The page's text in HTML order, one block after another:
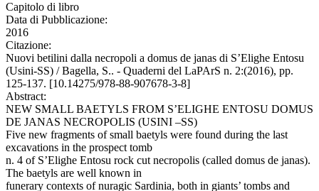
Capitolo di libro
Data di Pubblicazione:
2016
Citazione:
Nuovi betilini dalla necropoli a domus de janas di S’Elighe Entosu
(Usini-SS) / Bagella, S.. - Quaderni del LaPArS n. 2:(2016), pp.
125-137. [10.14275/978-88-907678-3-8]
Abstract:
NEW SMALL BAETYLS FROM S’ELIGHE ENTOSU DOMUS
DE JANAS NECROPOLIS (USINI –SS)
Five new fragments of small baetyls were found during the last
excavations in the prospect tomb
n. 4 of S’Elighe Entosu rock cut necropolis (called domus de janas).
The baetyls are well known in
funerary contexts of nuragic Sardinia, both in giants’ tombs and